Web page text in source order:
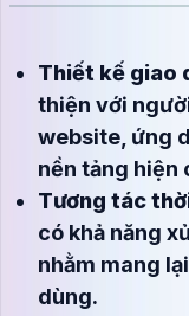
Thiết kế giao
thiện với
website, ứng
nền tảng hiện
Tương tác
có khả năng
nhằm mang
dùng.